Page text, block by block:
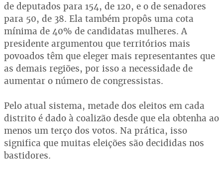
de deputados para 154, de 120, e o de senadores
para 50, de 38. Ela também propôs uma cota
mínima de 40% de candidatas mulheres. A
presidente argumentou que territórios mais
povoados têm que eleger mais representantes que
as demais regiões, por isso a necessidade de
aumentar o número de congressistas.
Pelo atual sistema, metade dos eleitos em cada
distrito é dado à coalizão desde que ela obtenha ao
menos um terço dos votos. Na prática, isso
significa que muitas eleições são decididas nos
bastidores.